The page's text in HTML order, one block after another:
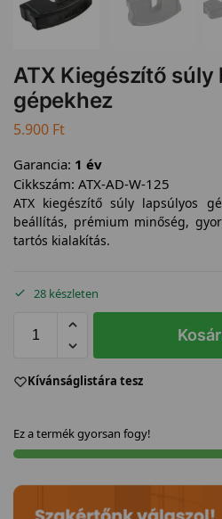
ATX Kiegészítő súly
gépekhez
5.900 Ft
Garancia: 1 év
Cikkszám: ATX-AD-W-125
ATX kiegészítő súly lapsúlyos
beállítás, prémium minőség,
tartós kialakítás.
28 készleten
Kívánságlistára tesz
Ez a termék gyorsan fogy!